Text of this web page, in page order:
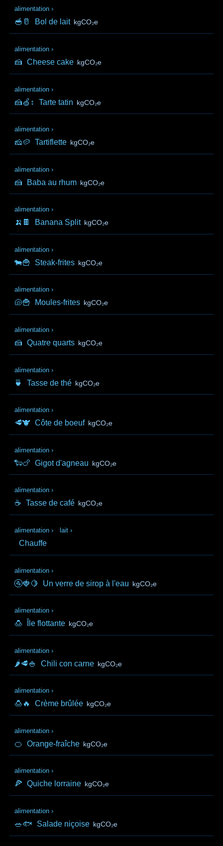
alimentation ›
🥣🥛 Bol de lait kgCO₂e
alimentation ›
🍰 Cheese cake kgCO₂e
alimentation ›
🍰🍏↕️ Tarte tatin kgCO₂e
alimentation ›
🧀🥔 Tartiflette kgCO₂e
alimentation ›
🍰 Baba au rhum kgCO₂e
alimentation ›
🍌🍫 Banana Split kgCO₂e
alimentation ›
🐄🍟 Steak-frites kgCO₂e
alimentation ›
🐚🍟 Moules-frites kgCO₂e
alimentation ›
🍰 Quatre quarts kgCO₂e
alimentation ›
🍵 Tasse de thé kgCO₂e
alimentation ›
🥩🐮 Côte de boeuf kgCO₂e
alimentation ›
🐑🍗 Gigot d'agneau kgCO₂e
alimentation ›
☕ Tasse de café kgCO₂e
alimentation › lait ›
Chauffe
alimentation ›
🚰🍓🍋 Un verre de sirop à l'eau kgCO₂e
alimentation ›
🍮 Île flottante kgCO₂e
alimentation ›
🌶️🥩🍚 Chili con carne kgCO₂e
alimentation ›
🍮🔥 Crème brûlée kgCO₂e
alimentation ›
🍊 Orange-fraîche kgCO₂e
alimentation ›
🍕 Quiche lorraine kgCO₂e
alimentation ›
🥗🐟 Salade niçoise kgCO₂e